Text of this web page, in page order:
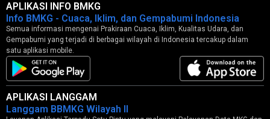
APLIKASI INFO BMKG
Info BMKG - Cuaca, Iklim, dan Gempabumi Indonesia
Semua informasi mengenai Prakiraan Cuaca, Iklim, Kualitas Udara, dan
Gempabumi yang terjadi di berbagai wilayah di Indonesia tercakup dalam
satu aplikasi mobile.
APLIKASI LANGGAM
Langgam BBMKG Wilayah II